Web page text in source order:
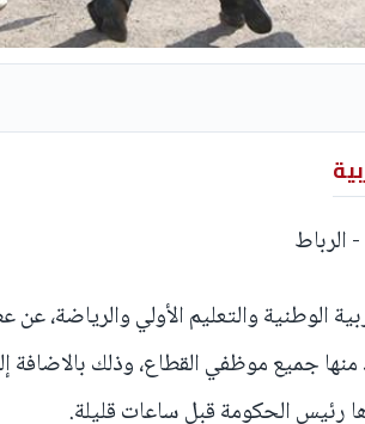
الرباط
الوطنية والتعليم الأولي والرياضة،